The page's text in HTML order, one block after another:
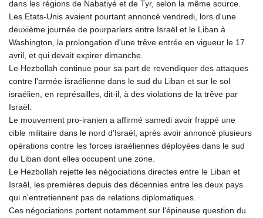
dans les régions de Nabatiyé et de Tyr, selon la même source.
Les Etats-Unis avaient pourtant annoncé vendredi, lors d'une
deuxième journée de pourparlers entre Israël et le Liban à
Washington, la prolongation d'une trêve entrée en vigueur le 17
avril, et qui devait expirer dimanche.
Le Hezbollah continue pour sa part de revendiquer des attaques
contre l'armée israélienne dans le sud du Liban et sur le sol
israélien, en représailles, dit-il, à des violations de la trêve par
Israël.
Le mouvement pro-iranien a affirmé samedi avoir frappé une
cible militaire dans le nord d'Israël, après avoir annoncé plusieurs
opérations contre les forces israéliennes déployées dans le sud
du Liban dont elles occupent une zone.
Le Hezbollah rejette les négociations directes entre le Liban et
Israël, les premières depuis des décennies entre les deux pays
qui n'entretiennent pas de relations diplomatiques.
Ces négociations portent notamment sur l'épineuse question du